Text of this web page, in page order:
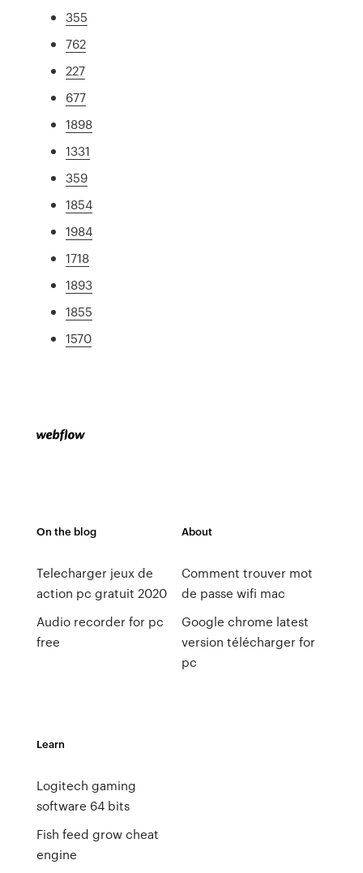
355
762
227
677
1898
1331
359
1854
1984
1718
1893
1855
1570
On the blog
Telecharger jeux de
action pc gratuit 2020
Audio recorder for pc
free
About
Comment trouver mot
de passe wifi mac
Google chrome latest
version télécharger for
pc
Learn
Logitech gaming
software 64 bits
Fish feed grow cheat
engine